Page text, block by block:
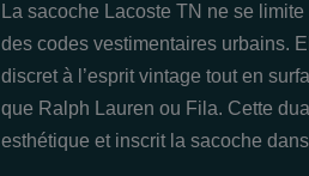
La sacoche Lacoste TN ne se
des codes vestimentaires urbains.
discret à l’esprit vintage tout en
que Ralph Lauren ou Fila. Cette
esthétique et inscrit la sacoche